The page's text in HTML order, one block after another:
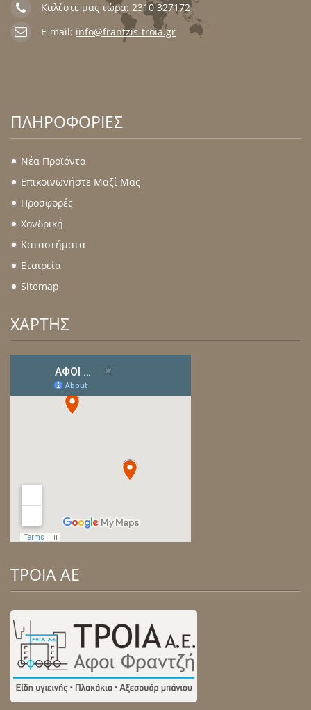
Καλέστε μας τώρα: 2310 327172
E-mail: info@frantzis-troia.gr
ΠΛΗΡΟΦΟΡΊΕΣ
. Νέα Προϊόντα
. Επικοινωνήστε Μαζί Μας
. Προσφορές
. Χονδρική
. Καταστήματα
. Εταιρεία
. Sitemap
ΧΑΡΤΗΣ
ΤΡΟΙΑ ΑΕ